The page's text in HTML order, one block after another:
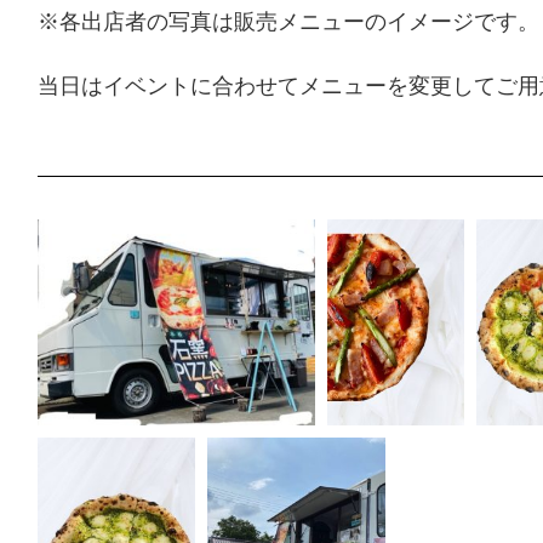
※各出店者の写真は販売メニューのイメージです。
当日はイベントに合わせてメニューを変更してご